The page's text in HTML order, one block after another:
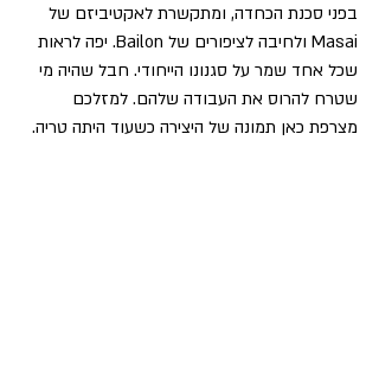
בפני סכנת הכחדה, ומתקשרת לאקטיביזם של
Masai ולחיבה לציפורים של Bailon. יפה לראות
שכל אחד שמר על סגנונו הייחודי. חבל שהיה מי
שטרח להרוס את העבודה שלהם. למזלכם
מצרפת כאן תמונה של היצירה כשעוד היתה טריה.